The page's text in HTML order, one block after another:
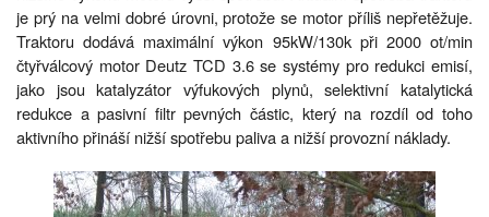
je prý na velmi dobré úrovni, protože se motor příliš nepřetěžuje.
Traktoru dodává maximální výkon 95kW/130k při 2000 ot/min
čtyřválcový motor Deutz TCD 3.6 se systémy pro redukci emisí,
jako jsou katalyzátor výfukových plynů, selektivní katalytická
redukce a pasivní filtr pevných částic, který na rozdíl od toho
aktivního přináší nižší spotřebu paliva a nižší provozní náklady.